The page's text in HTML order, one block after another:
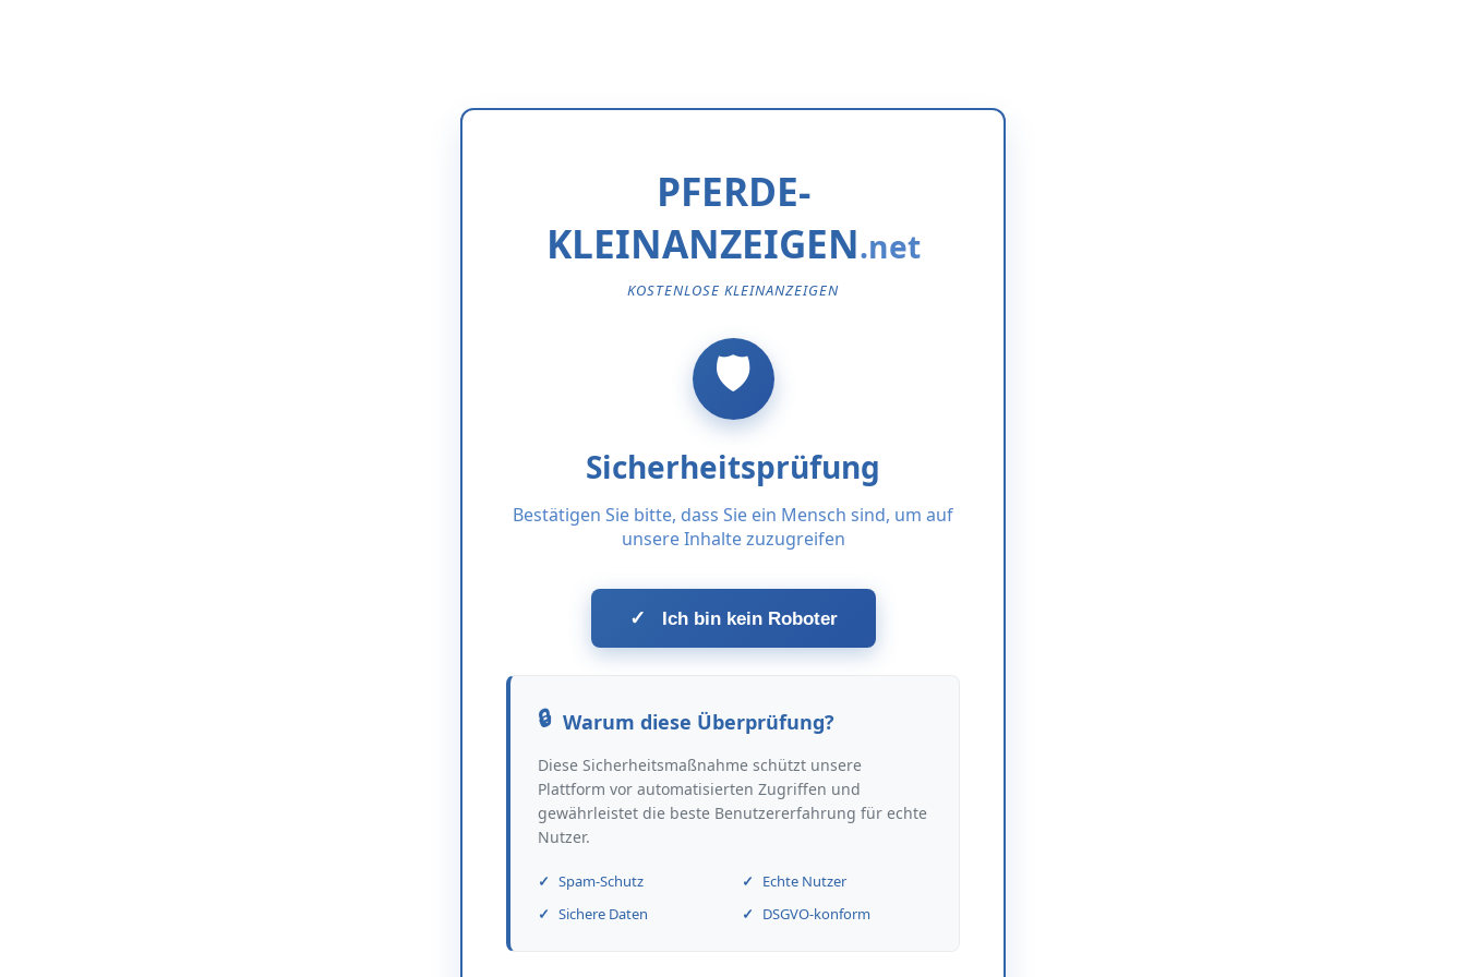
PFERDE-
KLEINANZEIGEN
KOSTENLOSE KLEINANZEIGEN
Sicherheitsprüfung
Bestätigen Sie bitte, dass Sie ein Mensch sind, um auf
unsere Inhalte zuzugreifen
✓ Ich bin kein Roboter
Warum diese Überprüfung?
Diese Sicherheitsmaßnahme schützt unsere
Plattform vor automatisierten Zugriffen und
gewährleistet die beste Benutzererfahrung für echte
Nutzer.
Spam-Schutz
Echte Nutzer
Sichere Daten
DSGVO-konform